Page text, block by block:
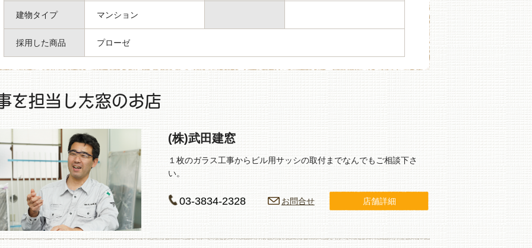
建物タイプ マンション
採用した商品 プローゼ
を担当した窓のお店
(株)武田建窓
１枚のガラス工事からビル用サッシの取付までなんでもご相談下さ
い。
03-3834-2328 お問合せ 店舗詳細